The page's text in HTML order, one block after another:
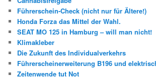
Führerschein-Check (nicht nur für Ältere!)
Honda Forza das Mittel der Wahl.
SEAT MO 125 in Hamburg – will man nicht!
Klimakleber
Die Zukunft des Individualverkehrs
Führerscheinerweiterung B196 und
Zeitenwende tut Not